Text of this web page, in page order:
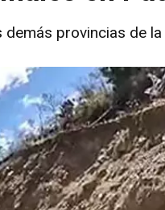
provincias de la